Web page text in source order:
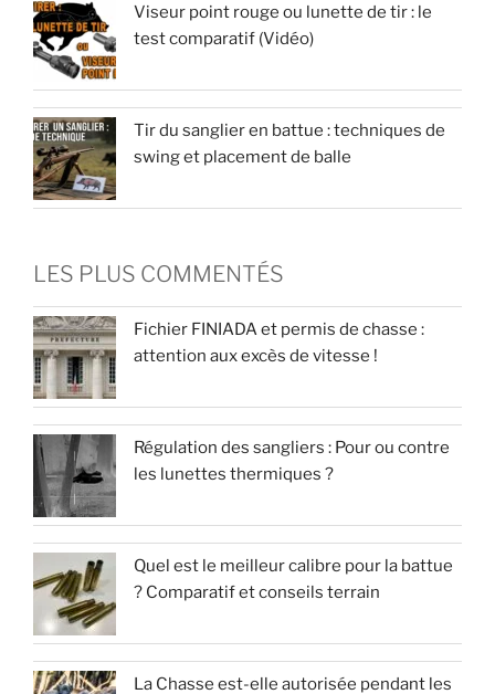
Viseur point rouge ou lunette de tir : le
test comparatif (Vidéo)
Tir du sanglier en battue : techniques de
swing et placement de balle
LES PLUS COMMENTÉS
Fichier FINIADA et permis de chasse :
attention aux excès de vitesse !
Régulation des sangliers : Pour ou contre
les lunettes thermiques ?
Quel est le meilleur calibre pour la battue
? Comparatif et conseils terrain
La Chasse est-elle autorisée pendant les